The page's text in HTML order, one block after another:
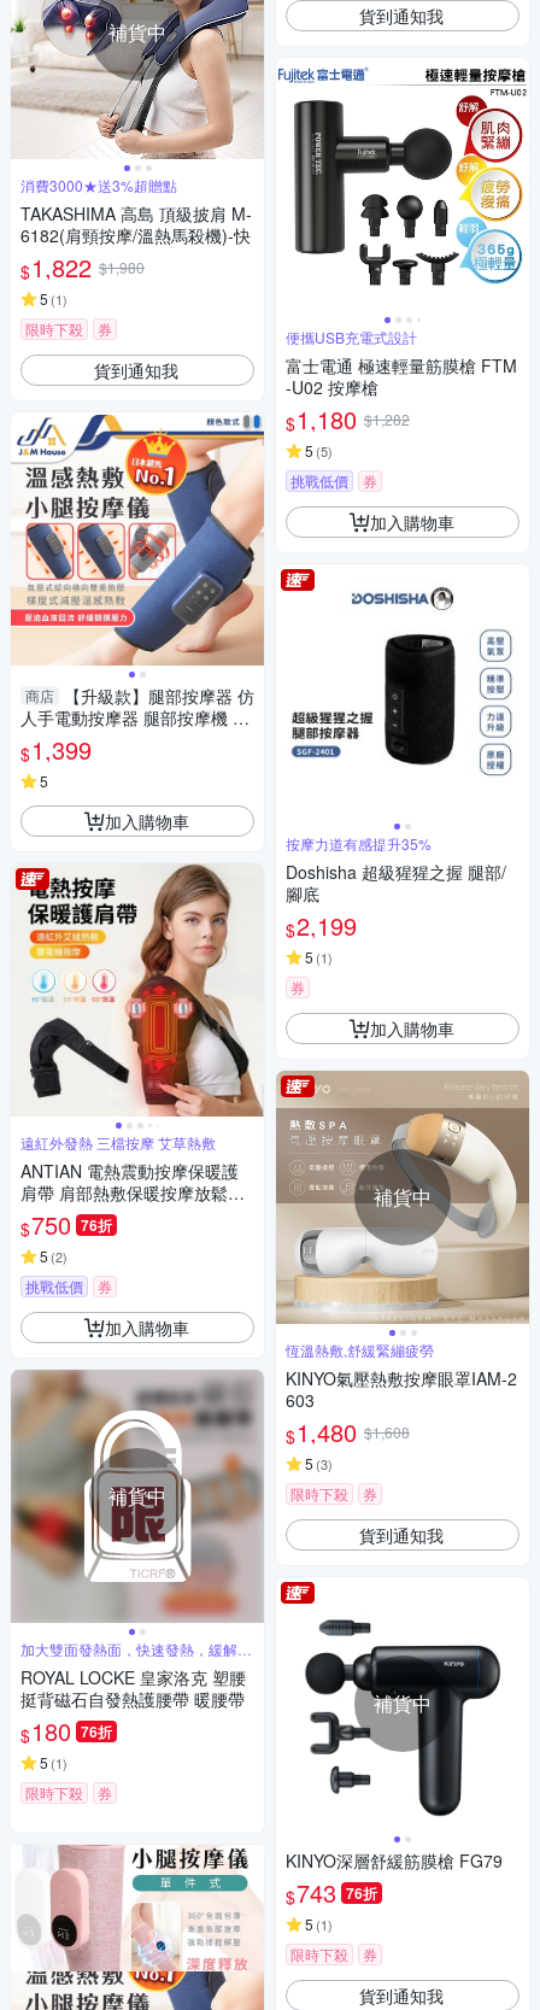
補貨中
消費3000★送3%超贈點
TAKASHIMA 高島 頂級披肩 M-
6182(肩頸按摩/溫熱馬殺機)-快
$1,822 $1,980
5 (1)
限時下殺 券
貨到通知我
商店
【升級款】腿部按摩器 仿
人手電動按摩器 腿部按摩機 腿
部氣囊熱敷按摩儀器 小腿按摩
機 按摩
$1,399
5
加入購物車
遠紅外發熱 三檔按摩 艾草熱敷
ANTIAN 電熱震動按摩保暖護
肩帶 肩部熱敷保暖按摩放鬆器
手臂按摩機 肩膀運動護具
$750 76折
5 (2)
挑戰低價 券
加入購物車
補貨中
加大雙面發熱面，快速發熱，緩解腰
部疲勞
ROYAL LOCKE 皇家洛克 塑腰
挺背磁石自發熱護腰帶 暖腰帶
$180 76折
5 (1)
限時下殺 券
貨到通知我
便攜USB充電式設計
富士電通 極速輕量筋膜槍 FTM
-U02 按摩槍
$1,180 $1,282
5 (5)
挑戰低價 券
加入購物車
按摩力道有感提升35%
Doshisha 超級猩猩之握 腿部/
腳底
$2,199
5 (1)
券
加入購物車
補貨中
恆溫熱敷,舒緩緊繃疲勞
KINYO氣壓熱敷按摩眼罩IAM-2
603
$1,480 $1,608
5 (3)
限時下殺 券
貨到通知我
補貨中
KINYO深層舒緩筋膜槍 FG79
$743 76折
5 (1)
限時下殺 券
貨到通知我